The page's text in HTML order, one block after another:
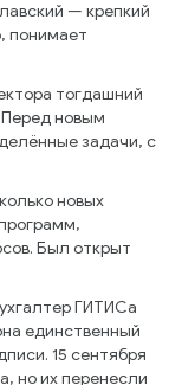
— крепкий
понимает
тогдашний
новым
задачи, с
новых
Был открыт
ГИТИСа
единственный
15 сентября
но их перенесли